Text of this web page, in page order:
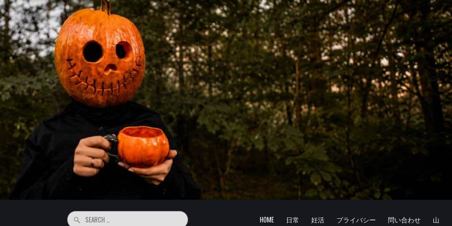
Search
HOME 日常 妊活 プライバシー 問い合わせ 山